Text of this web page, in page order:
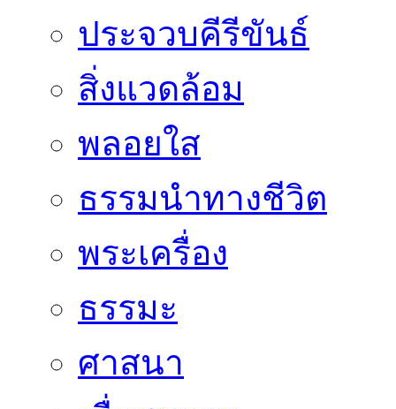
ประจวบคีรีขันธ์
สิ่งแวดล้อม
พลอยใส
ธรรมนำทางชีวิต
พระเครื่อง
ธรรมะ
ศาสนา